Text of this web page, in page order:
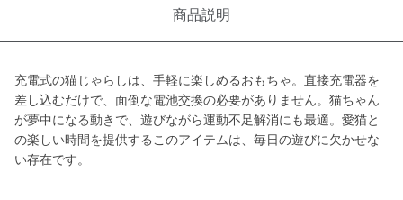
商品説明
充電式の猫じゃらしは、手軽に楽しめるおもちゃ。直接充電器を
差し込むだけで、面倒な電池交換の必要がありません。猫ちゃん
が夢中になる動きで、遊びながら運動不足解消にも最適。愛猫と
の楽しい時間を提供するこのアイテムは、毎日の遊びに欠かせな
い存在です。